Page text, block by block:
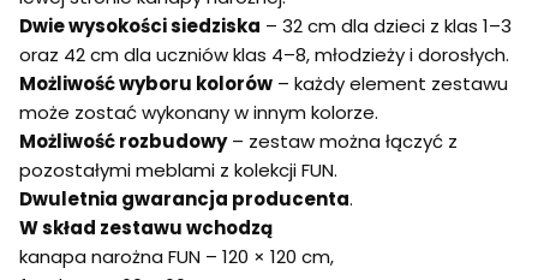
Dwie wysokości siedziska – 32 cm dla dzieci z klas 1–3
oraz 42 cm dla uczniów klas 4–8, młodzieży i dorosłych.
Możliwość wyboru kolorów – każdy element zestawu
może zostać wykonany w innym kolorze.
Możliwość rozbudowy– zestaw można łączyć z
pozostałymi meblami z kolekcji FUN.
Dwuletnia gwarancja producenta.
W skład zestawu wchodzą
kanapa narożna FUN – 120 × 120 cm,